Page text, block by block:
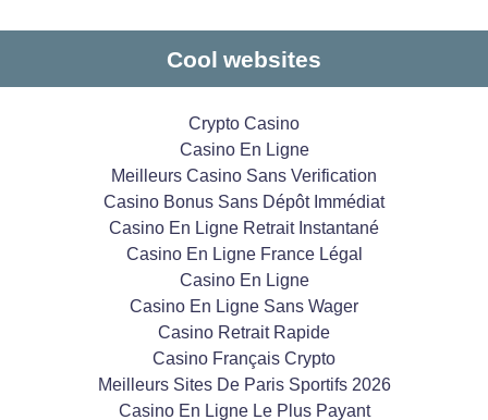
Cool websites
Crypto Casino
Casino En Ligne
Meilleurs Casino Sans Verification
Casino Bonus Sans Dépôt Immédiat
Casino En Ligne Retrait Instantané
Casino En Ligne France Légal
Casino En Ligne
Casino En Ligne Sans Wager
Casino Retrait Rapide
Casino Français Crypto
Meilleurs Sites De Paris Sportifs 2026
Casino En Ligne Le Plus Payant